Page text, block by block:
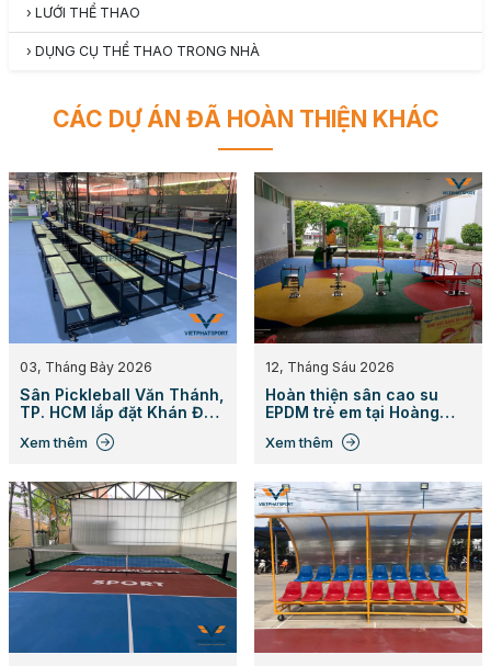
› LƯỚI THỂ THAO
› DỤNG CỤ THỂ THAO TRONG NHÀ
CÁC DỰ ÁN ĐÃ HOÀN THIỆN KHÁC
03, Tháng Bảy 2026
Sân Pickleball Văn Thánh,
TP. HCM lắp đặt Khán Đài
Xem thêm
12, Tháng Sáu 2026
Hoàn thiện sân cao su
EPDM trẻ em tại Hoàng
Anh River View
Xem thêm